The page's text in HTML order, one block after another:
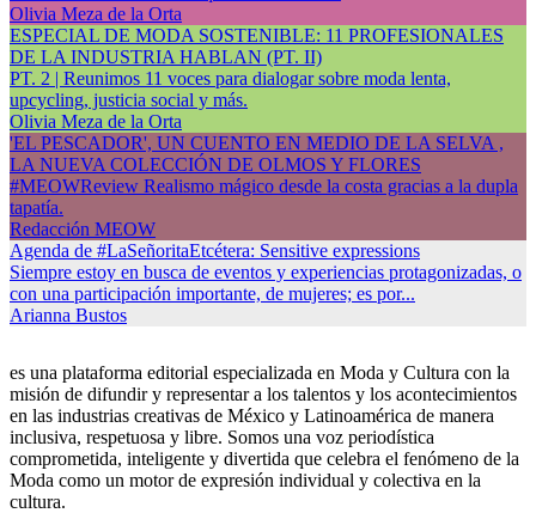
Olivia Meza de la Orta
ESPECIAL DE MODA SOSTENIBLE: 11 PROFESIONALES
DE LA INDUSTRIA HABLAN (PT. II)
PT. 2 | Reunimos 11 voces para dialogar sobre moda lenta,
upcycling, justicia social y más.
Olivia Meza de la Orta
'EL PESCADOR', UN CUENTO EN MEDIO DE LA SELVA ,
LA NUEVA COLECCIÓN DE OLMOS Y FLORES
#MEOWReview Realismo mágico desde la costa gracias a la dupla
tapatía.
Redacción MEOW
Agenda de #LaSeñoritaEtcétera: Sensitive expressions
Siempre estoy en busca de eventos y experiencias protagonizadas, o
con una participación importante, de mujeres; es por...
Arianna Bustos
es una plataforma editorial especializada en Moda y Cultura con la
misión de difundir y representar a los talentos y los acontecimientos
en las industrias creativas de México y Latinoamérica de manera
inclusiva, respetuosa y libre. Somos una voz periodística
comprometida, inteligente y divertida que celebra el fenómeno de la
Moda como un motor de expresión individual y colectiva en la
cultura.